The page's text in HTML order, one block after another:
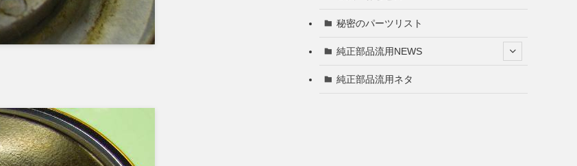
秘密のパーツリスト
純正部品流用NEWS
純正部品流用ネタ